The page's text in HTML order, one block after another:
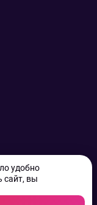
удобно
сайт, вы